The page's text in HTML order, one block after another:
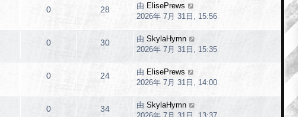
0 28 由 ElisePrews
2026年 7月 31日, 15:56
0 30 由 SkylaHymn
2026年 7月 31日, 15:35
0 24 由 ElisePrews
2026年 7月 31日, 14:00
0 34 由 SkylaHymn